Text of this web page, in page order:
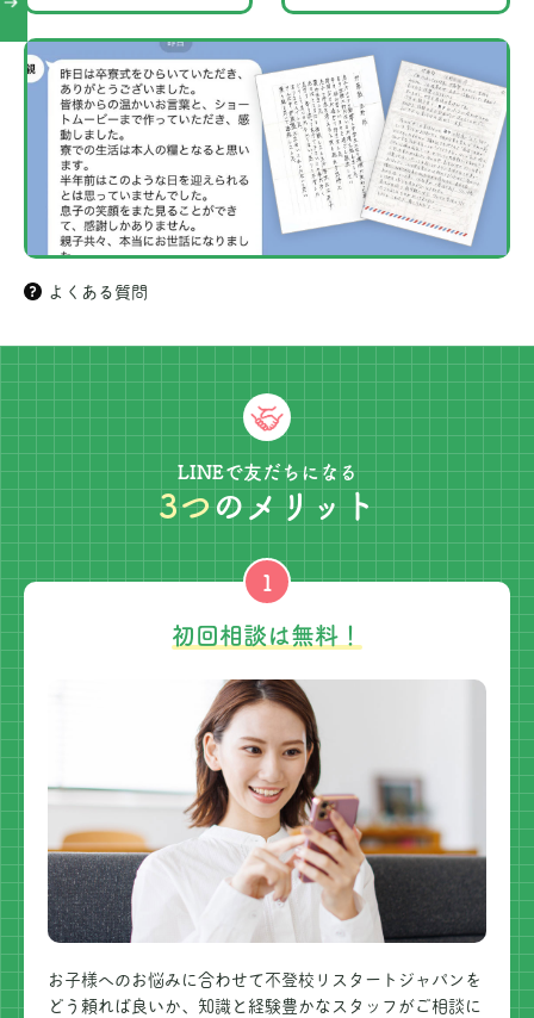
よくある質問
LINEで友だちになる
3つのメリット
1
初回相談は無料！
お子様へのお悩みに合わせて不登校リスタートジャパンを
どう頼れば良いか、知識と経験豊かなスタッフがご相談に